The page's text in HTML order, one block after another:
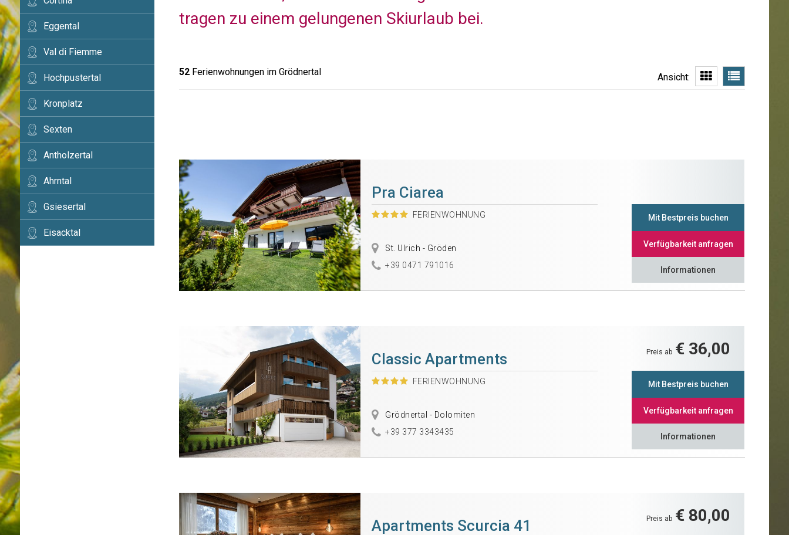
Eggental
Val di Fiemme
Hochpustertal
Kronplatz
Sexten
Antholzertal
Ahrntal
Gsiesertal
Eisacktal
tragen zu einem gelungenen Skiurlaub bei.
52 Ferienwohnungen im Grödnertal Ansicht:
Pra Ciarea
FERIENWOHNUNG
St. Ulrich - Gröden
+39 0471 791016
Mit Bestpreis buchen
Verfügbarkeit anfragen
Informationen
Classic Apartments
FERIENWOHNUNG
Grödnertal - Dolomiten
+39 377 3343435
Preis ab € 36,00
Mit Bestpreis buchen
Verfügbarkeit anfragen
Informationen
Apartments Scurcia 41 Preis ab € 80,00